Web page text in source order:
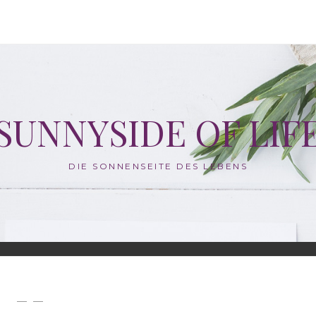
OF
DIE SONNENSEITE DES LEBENS
— —